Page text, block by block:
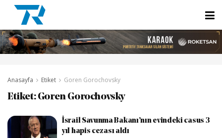
Anasayfa Etiket Goren Gorochovsky
Etiket: Goren Gorochovsky
İsrail Savunma Bakanı’nın evindeki casus 3
yıl hapis cezası aldı